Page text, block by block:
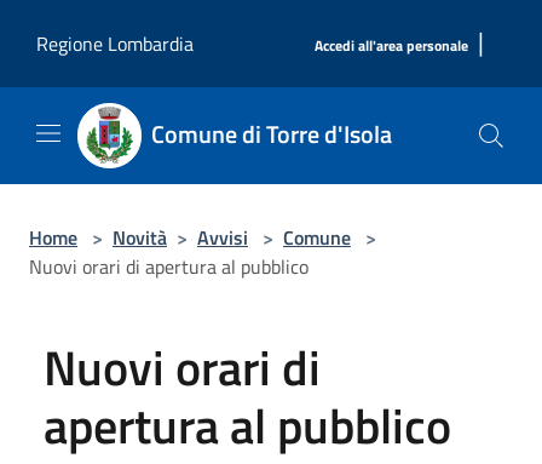
Regione Lombardia
Accedi all'area personale |
Comune di Torre d'Isola
Home > Novità > Avvisi > Comune >
Nuovi orari di apertura al pubblico
Nuovi orari di
apertura al pubblico